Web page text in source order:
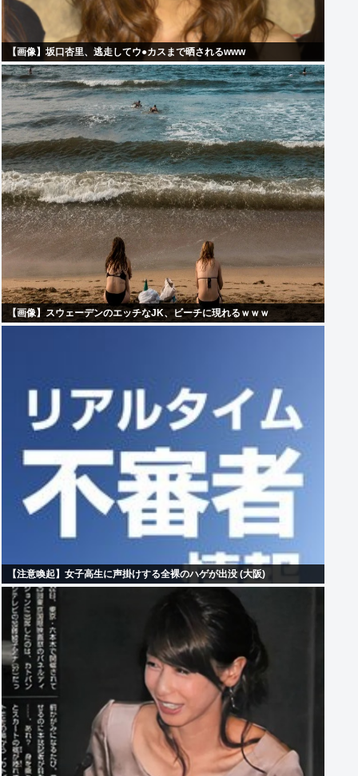
【画像】坂口杏里、逃走してウ●カスまで晒されるwww
【画像】スウェーデンのエッチなJK、ビーチに現れるｗｗｗ
【注意喚起】女子高生に声掛けする全裸のハゲが出没 (大阪)